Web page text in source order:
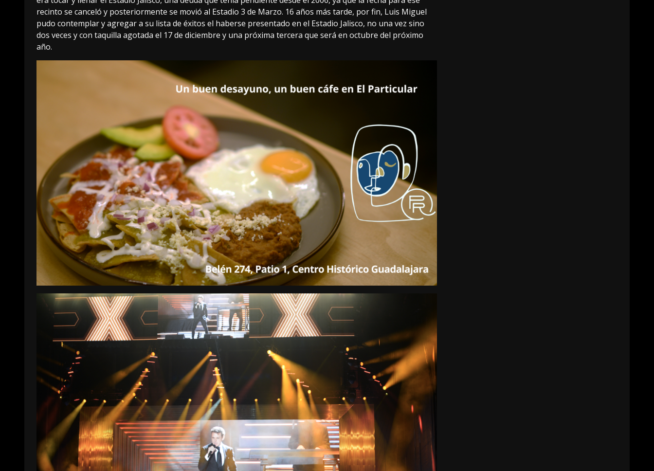
recinto se canceló y posteriormente se movió al Estadio 3 de Marzo. 16 años más tarde, por fin, Luis Miguel
pudo contemplar y agregar a su lista de éxitos el haberse presentado en el Estadio Jalisco, no una vez sino
dos veces y con taquilla agotada el 17 de diciembre y una próxima tercera que será en octubre del próximo
año.